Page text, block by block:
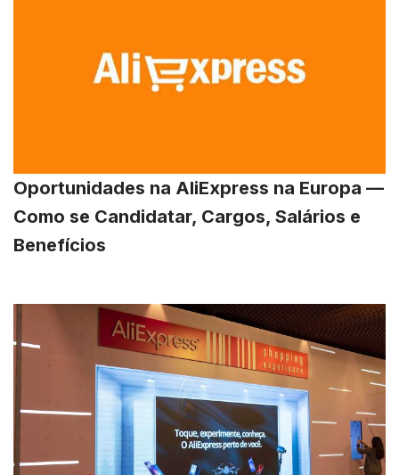
Oportunidades na AliExpress na Europa —
Como se Candidatar, Cargos, Salários e
Benefícios